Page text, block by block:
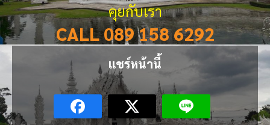
คุยกับเรา
CALL 089 158 6292
แชร์หน้านี้